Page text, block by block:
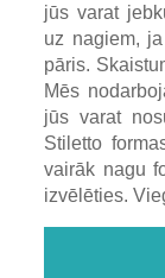
jūs varat
uz nagiem,
pāris.
Mēs
jūs varat
Stiletto
vairāk nagu
izvēlēties.